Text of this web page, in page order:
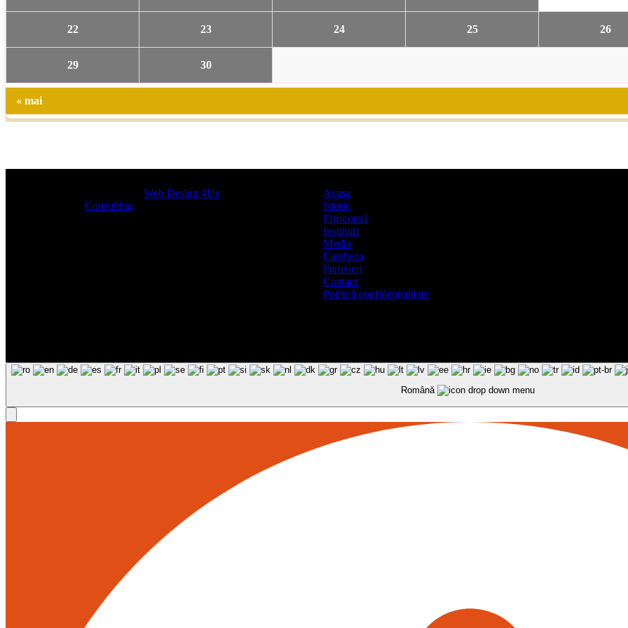
22 23 24 25 26
29 30
« mai
Web Design 4Us
Consulting|
Acasa
Istoric
Episcopul
Institutii
Media
Cateheza
Parteneri
Contact
Politică confidențialitate
Română